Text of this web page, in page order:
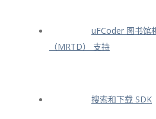
uFCoder 图书馆
（MRTD） 支持
搜索和下载 SDK